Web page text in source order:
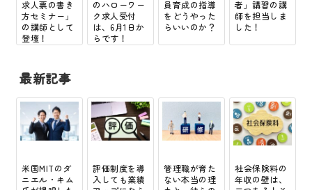
求人票の書き
方セミナー」
の講師として
登壇！
のハローワー
ク求人受付
は、6月1日か
らです！
員育成の指導
をどうやった
らいいのか？
者」講習の講
師を担当しま
した！
最新記事
米国MITのダ
ニエル・キム
評価制度を導
入しても業績
管理職が育た
ない本当の理
社会保険料の
年収の壁は、